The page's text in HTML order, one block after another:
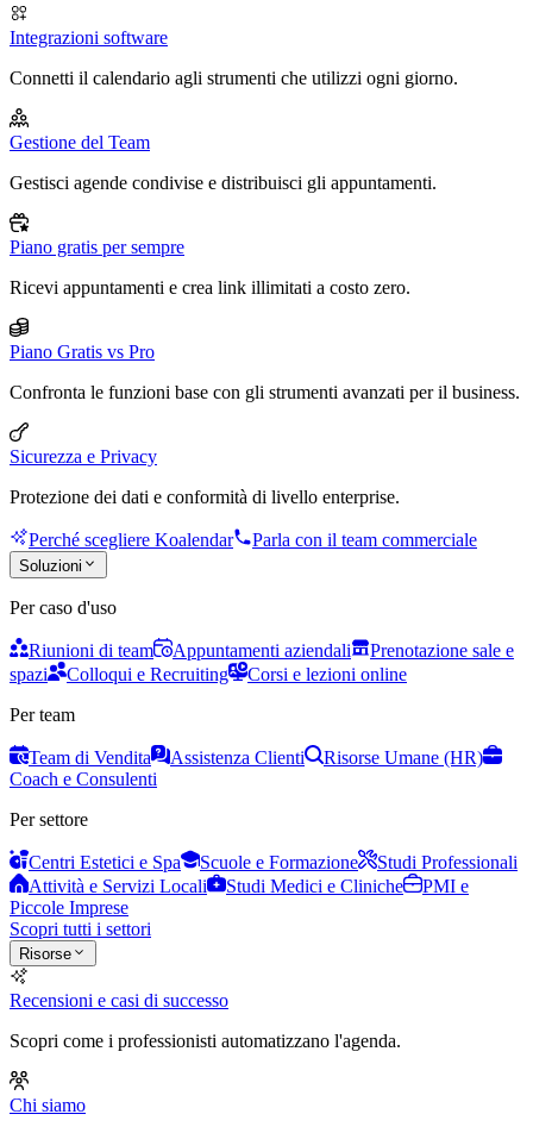
Integrazioni software
Connetti il calendario agli strumenti che utilizzi ogni giorno.
Gestione del Team
Gestisci agende condivise e distribuisci gli appuntamenti.
Piano gratis per sempre
Ricevi appuntamenti e crea link illimitati a costo zero.
Piano Gratis vs Pro
Confronta le funzioni base con gli strumenti avanzati per il business.
Sicurezza e Privacy
Protezione dei dati e conformità di livello enterprise.
Perché scegliere Koalendar Parla con il team commerciale
Soluzioni
Per caso d'uso
Riunioni di team Appuntamenti aziendali
Prenotazione sale e
spazi
Colloqui e Recruiting
Corsi e lezioni online
Per team
Team di Vendita Assistenza Clienti
Risorse Umane (HR)
Coach e Consulenti
Per settore
Centri Estetici e Spa Scuole e Formazione
Studi Professionali
Attività e Servizi Locali
Studi Medici e Cliniche
PMI e
Piccole Imprese
Scopri tutti i settori
Risorse
Recensioni e casi di successo
Scopri come i professionisti automatizzano l'agenda.
Chi siamo